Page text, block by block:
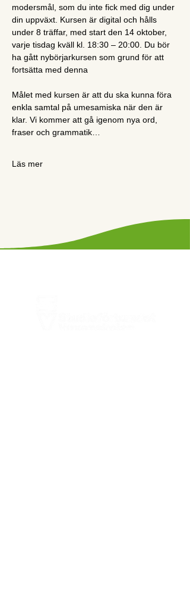
modersmål, som du inte fick med dig under
din uppväxt. Kursen är digital och hålls
under 8 träffar, med start den 14 oktober,
varje tisdag kväll kl. 18:30 – 20:00. Du bör
ha gått nybörjarkursen som grund för att
fortsätta med denna
Målet med kursen är att du ska kunna föra
enkla samtal på umesamiska när den är
klar. Vi kommer att gå igenom nya ord,
fraser och grammatik…
Läs mer